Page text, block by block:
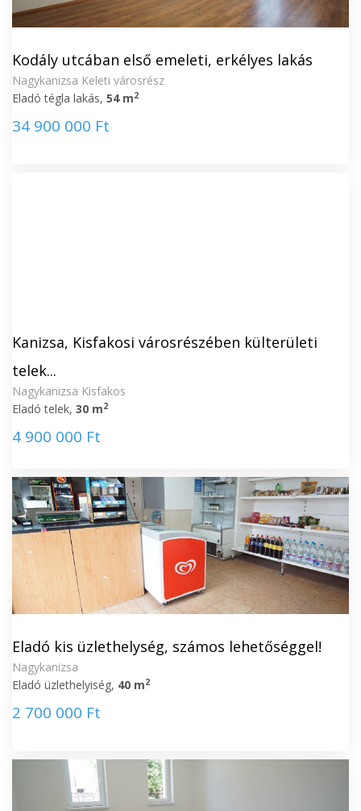
Kodály utcában első emeleti, erkélyes lakás
Nagykanizsa Keleti városrész
Eladó tégla lakás, 54 m2
34 900 000 Ft
Kanizsa, Kisfakosi városrészében külterületi
telek...
Nagykanizsa Kisfakos
Eladó telek, 30 m2
4 900 000 Ft
Eladó kis üzlethelység, számos lehetőséggel!
Nagykanizsa
Eladó üzlethelyiség, 40 m2
2 700 000 Ft